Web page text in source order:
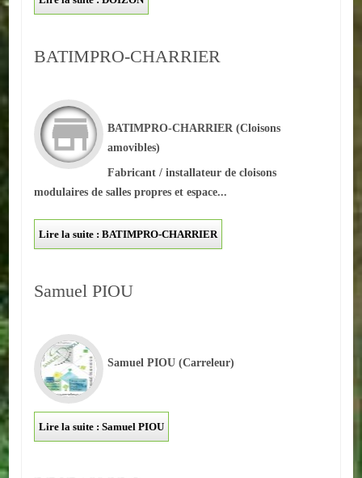
Loisirs
CONTACT
ENVIRONNEMENT
Actualités
BATIMPRO-CHARRIER
BATIMPRO-CHARRIER (Cloisons
amovibles)
Fabricant / installateur de cloisons
modulaires de salles propres et espace...
Lire la suite : BATIMPRO-CHARRIER
Samuel PIOU
Samuel PIOU (Carreleur)
Lire la suite : Samuel PIOU